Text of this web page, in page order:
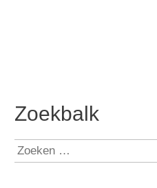
Zoekbalk
Zoeken